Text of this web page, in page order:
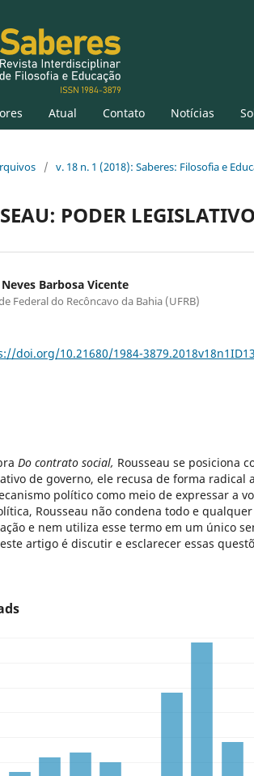
Atual Contato Notícias
/ v. 18 n. 1 (2018): Saberes: Filosofia e
PODER
Neves Barbosa Vicente
Federal do Recôncavo da Bahia (UFRB)
doi.org/10.21680/1984-
Do contrato social, Rousseau se posiciona
de governo, ele recusa de forma radical
político como meio de expressar a
Rousseau não condena todo e
e nem utiliza esse termo em um único
artigo é discutir e esclarecer essas